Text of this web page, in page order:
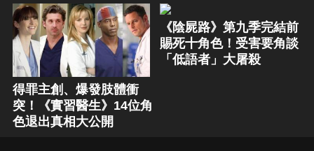
得罪主創、爆發肢體衝
突！《實習醫生》14位角
色退出真相大公開
《陰屍路》第九季完結前
賜死十角色！受害要角談
「低語者」大屠殺